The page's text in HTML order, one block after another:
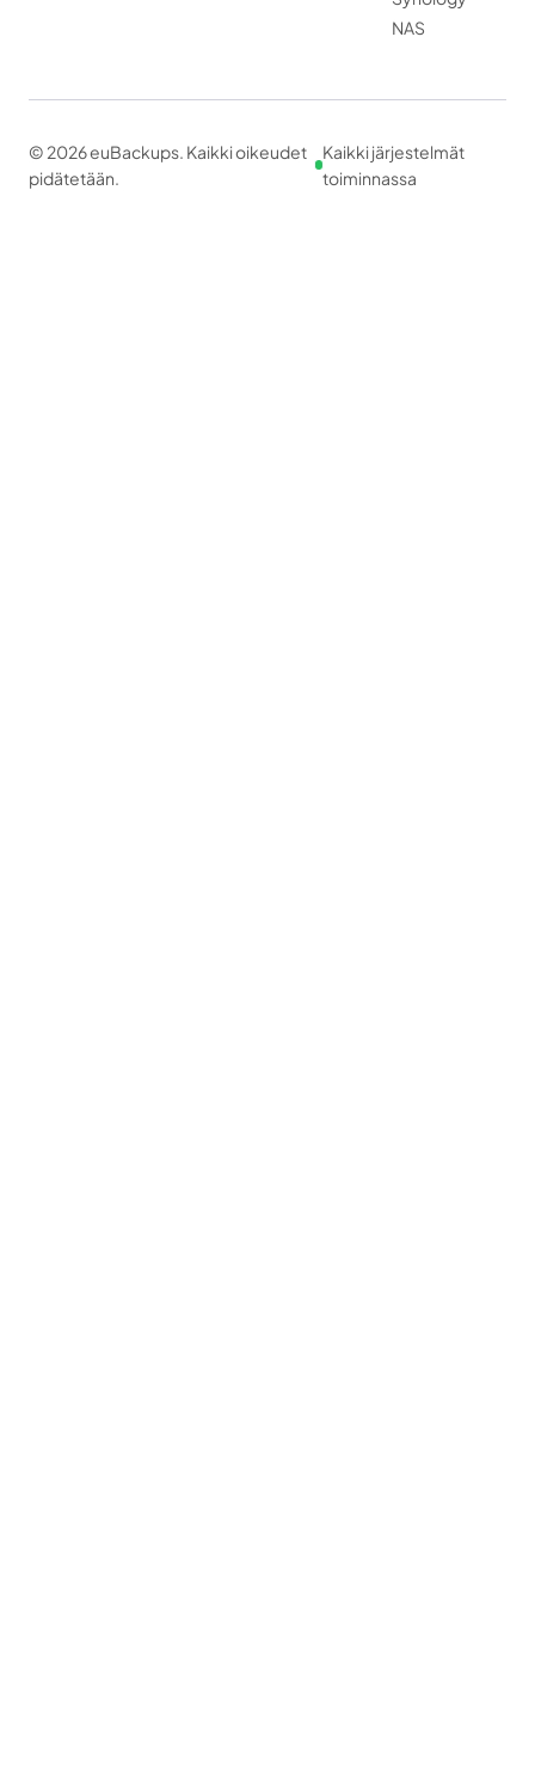
NAS
© 2026 euBackups. Kaikki oikeudet
pidätetään.
Kaikki järjestelmät
toiminnassa